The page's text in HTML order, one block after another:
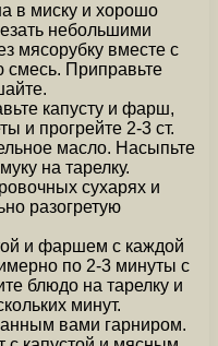
в миску и хорошо
небольшими
мясорубку вместе с
смесь. Приправьте
капусту и фарш,
и прогрейте 2-3 ст.
масло. Насыпьте
на тарелку.
сухарях и
разогретую
и фаршем с каждой
по 2-3 минуты с
блюдо на тарелку и
минут.
вами гарниром.